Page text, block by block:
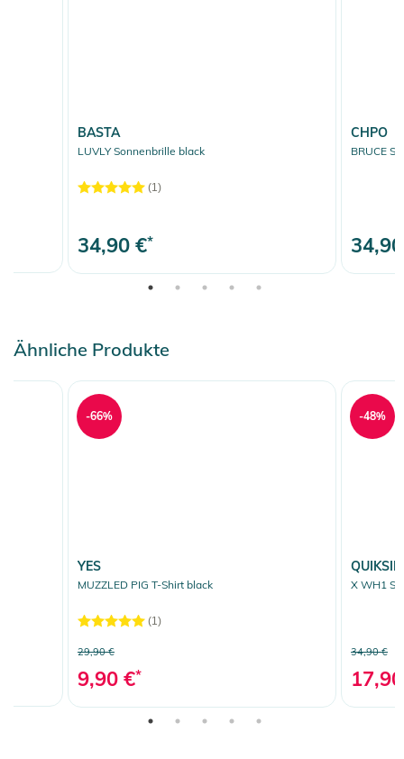
BASTA
LUVLY Sonnenbrille black
(1)
34,90 €*
CHPO
BRUCE
Ähnliche Produkte
YES
MUZZLED PIG T-Shirt black
(1)
29,90 €
9,90 €*
-66%
X WH1
34,90 €
-48%